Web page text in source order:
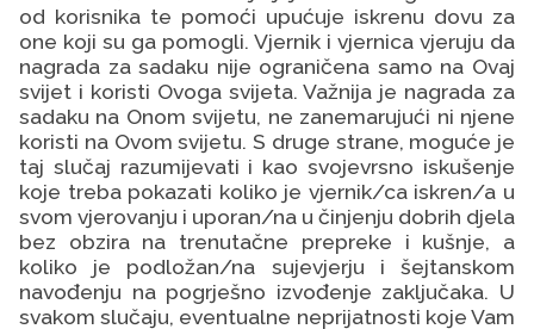
od korisnika te pomoći upućuje iskrenu dovu za
one koji su ga pomogli. Vjernik i vjernica vjeruju da
nagrada za sadaku nije ograničena samo na Ovaj
svijet i koristi Ovoga svijeta. Važnija je nagrada za
sadaku na Onom svijetu, ne zanemarujući ni njene
koristi na Ovom svijetu. S druge strane, moguće je
taj slučaj razumijevati i kao svojevrsno iskušenje
koje treba pokazati koliko je vjernik/ca iskren/a u
svom vjerovanju i uporan/na u činjenju dobrih djela
bez obzira na trenutačne prepreke i kušnje, a
koliko je podložan/na sujevjerju i šejtanskom
navođenju na pogrješno izvođenje zaključaka. U
svakom slučaju, eventualne neprijatnosti koje Vam